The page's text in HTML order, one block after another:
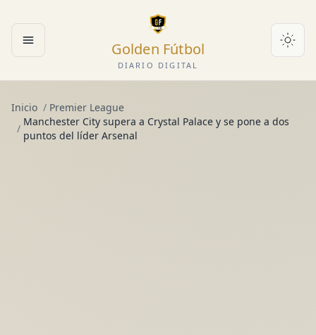
Abrir menú Golden Fútbol
DIARIO DIGITAL
Inicio / Premier League
/
Manchester City supera a Crystal Palace y se pone a dos
puntos del líder Arsenal